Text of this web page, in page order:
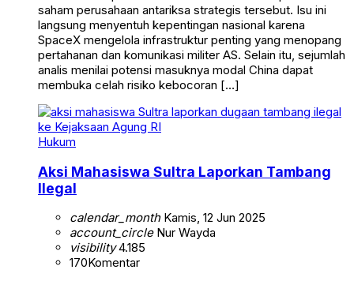
saham perusahaan antariksa strategis tersebut. Isu ini
langsung menyentuh kepentingan nasional karena
SpaceX mengelola infrastruktur penting yang menopang
pertahanan dan komunikasi militer AS. Selain itu, sejumlah
analis menilai potensi masuknya modal China dapat
membuka celah risiko kebocoran […]
Hukum
Aksi Mahasiswa Sultra Laporkan Tambang
Ilegal
calendar_monthKamis, 12 Jun 2025
account_circleNur Wayda
visibility4.185
170Komentar